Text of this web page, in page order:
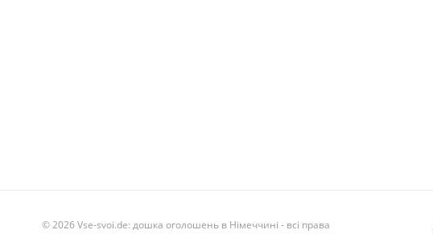
© 2026 Vse-svoi.de: дошка оголошень в Німеччині - всі права